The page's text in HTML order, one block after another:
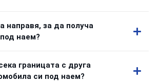
направя, за да получа
наем?
границата с друга
си под наем?